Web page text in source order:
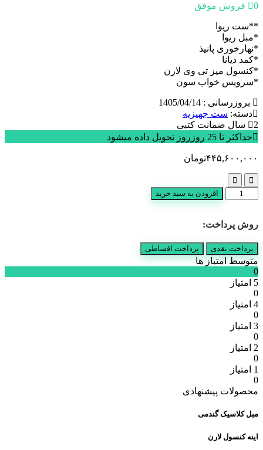
0 فروش موفق
**ست ریوا
*مبل ریوا
*نهارخوری پانیذ
*کمد دیانا
*کنسول میز تی وی لارن
*سرویس خواب سون
بروزرسانی : 1405/04/14
دسته: ست جهیزیه
2 سال ضمانت کتبی
حداکثر تا 25 روزروز تحویل داده میشود
۴۴۵,۶۰۰,۰۰۰تومان
ریوا
افزودن به سبد خرید
روش پرداخت:
پرداخت نقدی پرداخت اقساطی
متوسط امتیاز ها
0
5 امتیاز
0
4 امتیاز
0
3 امتیاز
0
2 امتیاز
0
1 امتیاز
0
محصولات پیشنهادی
مبل کلاسیک گندمی
اینه کنسول لارن